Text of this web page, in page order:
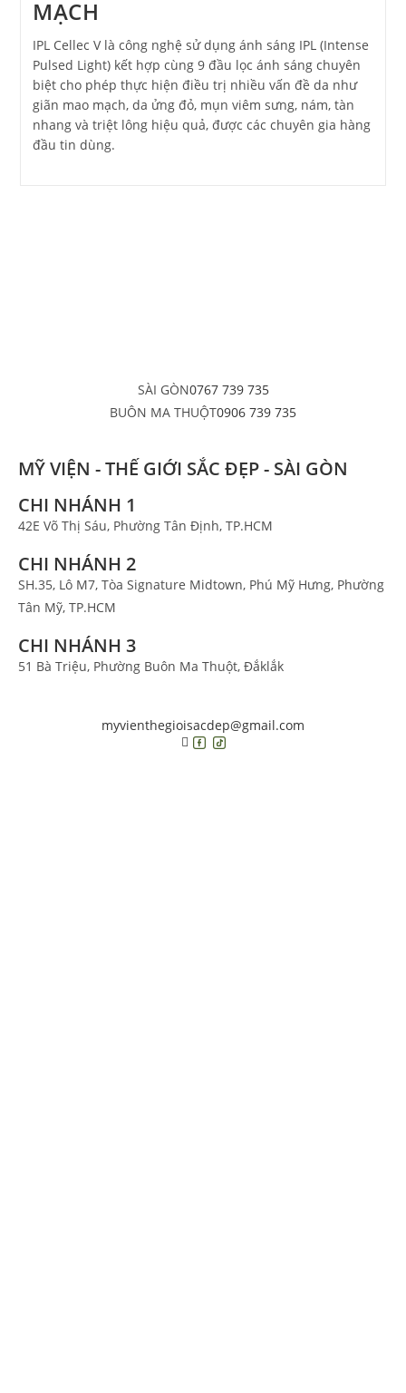
MẠCH
IPL Cellec V là công nghệ sử dụng ánh sáng IPL (Intense
Pulsed Light) kết hợp cùng 9 đầu lọc ánh sáng chuyên
biệt cho phép thực hiện điều trị nhiều vấn đề da như
giãn mao mạch, da ửng đỏ, mụn viêm sưng, nám, tàn
nhang và triệt lông hiệu quả, được các chuyên gia hàng
đầu tin dùng.
SÀI GÒN0767 739 735
BUÔN MA THUỘT0906 739 735
MỸ VIỆN - THẾ GIỚI SẮC ĐẸP - SÀI GÒN
CHI NHÁNH 1
42E Võ Thị Sáu, Phường Tân Định, TP.HCM
CHI NHÁNH 2
SH.35, Lô M7, Tòa Signature Midtown, Phú Mỹ Hưng, Phường
Tân Mỹ, TP.HCM
CHI NHÁNH 3
51 Bà Triệu, Phường Buôn Ma Thuột, Đắklắk
myvienthegioisacdep@gmail.com